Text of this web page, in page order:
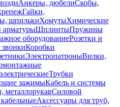
Анкеры, дюбелиСкобы,
Гайки,
шпилькиХомутыХимические
арматурыШплинтыПружины
оборудованиеРозетки и
Коробки
ЭлектропатроныВилки,
Трубки
зажимыКабель и системы
металлорукавСиловой
Аксессуары для труб,